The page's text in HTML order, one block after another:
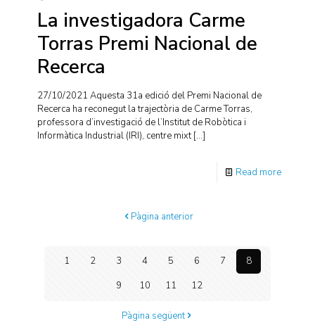
La investigadora Carme
Torras Premi Nacional de
Recerca
27/10/2021 Aquesta 31a edició del Premi Nacional de
Recerca ha reconegut la trajectòria de Carme Torras,
professora d’investigació de l’Institut de Robòtica i
Informàtica Industrial (IRI), centre mixt[…]
Read more
Pàgina anterior
1 2 3 4 5 6 7
8
9
10 11 12
Pàgina següent